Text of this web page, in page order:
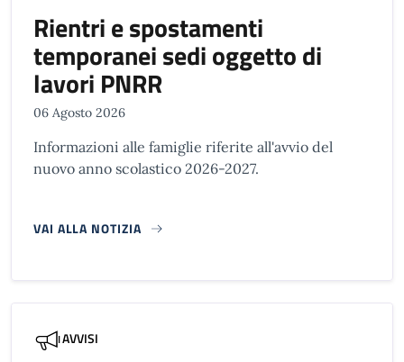
Rientri e spostamenti
temporanei sedi oggetto di
lavori PNRR
06 Agosto 2026
Informazioni alle famiglie riferite all'avvio del
nuovo anno scolastico 2026-2027.
VAI ALLA NOTIZIA
AVVISI